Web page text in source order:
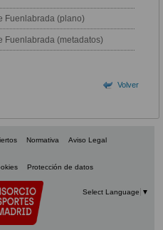
Fuenlabrada (plano)
Fuenlabrada (metadatos)
Volver
Normativa Aviso Legal
Protección de datos
Select Language ▼